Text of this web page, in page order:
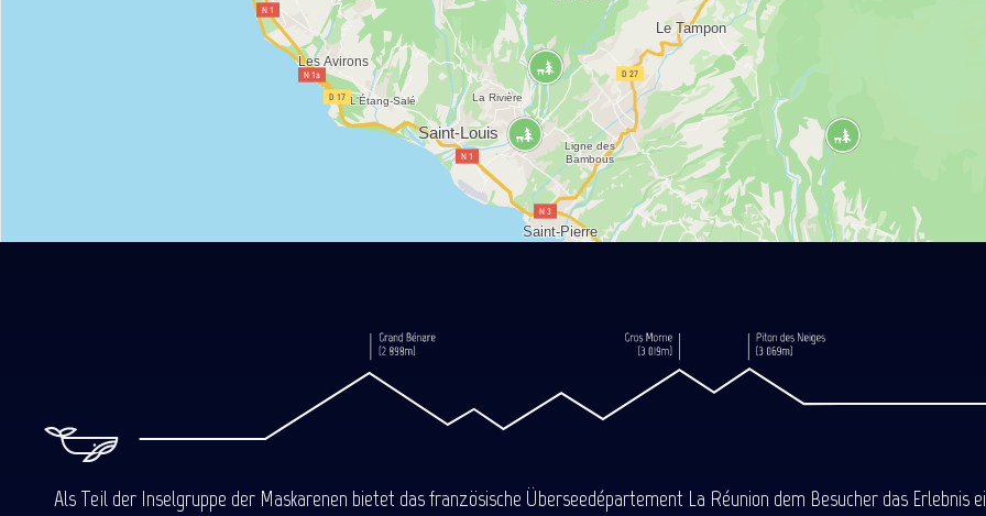
Als Teil der Inselgruppe der Maskarenen bietet das französische Überseedépartement La Réunion dem Besucher das Erlebnis